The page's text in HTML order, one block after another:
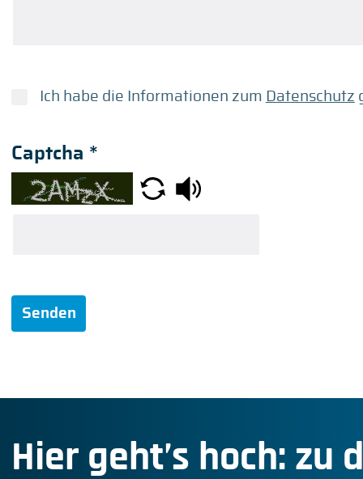
Ich habe die Informationen zum Datenschutz
Captcha *
Senden
Hier geht’s hoch: zu